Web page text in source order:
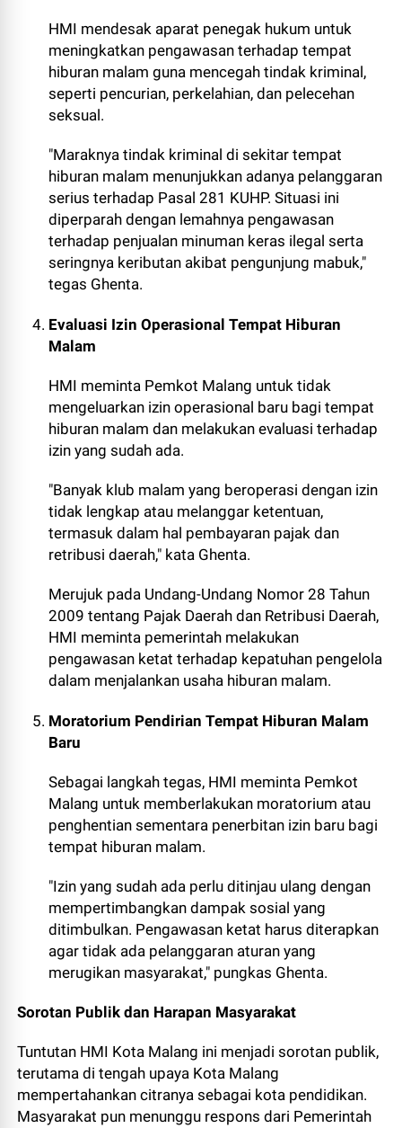
HMI mendesak aparat penegak hukum untuk
meningkatkan pengawasan terhadap tempat
hiburan malam guna mencegah tindak kriminal,
seperti pencurian, perkelahian, dan pelecehan
seksual.
"Maraknya tindak kriminal di sekitar tempat
hiburan malam menunjukkan adanya pelanggaran
serius terhadap Pasal 281 KUHP. Situasi ini
diperparah dengan lemahnya pengawasan
terhadap penjualan minuman keras ilegal serta
seringnya keributan akibat pengunjung mabuk,"
tegas Ghenta.
Evaluasi Izin Operasional Tempat Hiburan
Malam
HMI meminta Pemkot Malang untuk tidak
mengeluarkan izin operasional baru bagi tempat
hiburan malam dan melakukan evaluasi terhadap
izin yang sudah ada.
"Banyak klub malam yang beroperasi dengan izin
tidak lengkap atau melanggar ketentuan,
termasuk dalam hal pembayaran pajak dan
retribusi daerah," kata Ghenta.
Merujuk pada Undang-Undang Nomor 28 Tahun
2009 tentang Pajak Daerah dan Retribusi Daerah,
HMI meminta pemerintah melakukan
pengawasan ketat terhadap kepatuhan pengelola
dalam menjalankan usaha hiburan malam.
Moratorium Pendirian Tempat Hiburan Malam
Baru
Sebagai langkah tegas, HMI meminta Pemkot
Malang untuk memberlakukan moratorium atau
penghentian sementara penerbitan izin baru bagi
tempat hiburan malam.
"Izin yang sudah ada perlu ditinjau ulang dengan
mempertimbangkan dampak sosial yang
ditimbulkan. Pengawasan ketat harus diterapkan
agar tidak ada pelanggaran aturan yang
merugikan masyarakat," pungkas Ghenta.
Sorotan Publik dan Harapan Masyarakat
Tuntutan HMI Kota Malang ini menjadi sorotan publik,
terutama di tengah upaya Kota Malang
mempertahankan citranya sebagai kota pendidikan.
Masyarakat pun menunggu respons dari Pemerintah